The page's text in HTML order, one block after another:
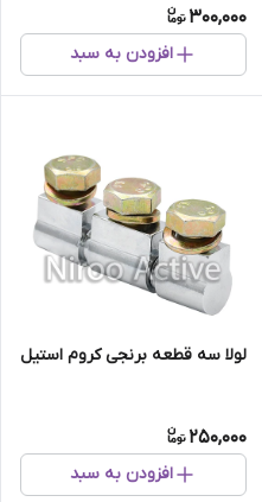
300,000
افزودن به سبد
لولا سه قطعه برنجی کروم استیل
250,000
افزودن به سبد